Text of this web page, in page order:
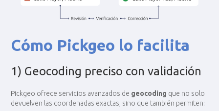
Cómo Pickgeo lo facilita
1) Geocoding preciso con validación
Pickgeo ofrece servicios avanzados de geocoding que no solo
devuelven las coordenadas exactas, sino que también permiten: